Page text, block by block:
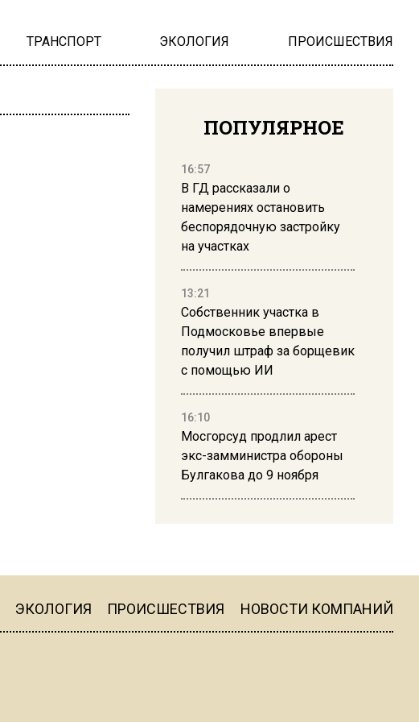
ТРАНСПОРТ ЭКОЛОГИЯ ПРОИСШЕСТВИЯ
ПОПУЛЯРНОЕ
16:57
В ГД рассказали о
намерениях остановить
беспорядочную застройку
на участках
13:21
Собственник участка в
Подмосковье впервые
получил штраф за борщевик
с помощью ИИ
16:10
Мосгорсуд продлил арест
экс-замминистра обороны
Булгакова до 9 ноября
16:19
ЭКОЛОГИЯ ПРОИСШЕСТВИЯ НОВОСТИ КОМПАНИЙ